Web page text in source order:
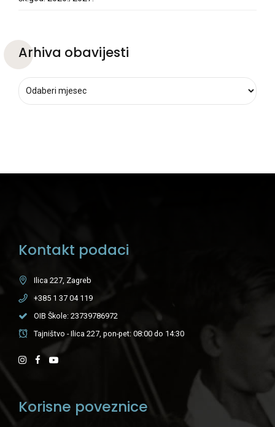
Arhiva obavijesti
Kontakt podaci
Ilica 227, Zagreb
+385 1 37 04 119
OIB Škole: 23739786972
Tajništvo - Ilica 227, pon-pet: 08:00 do 14:30
Korisne poveznice